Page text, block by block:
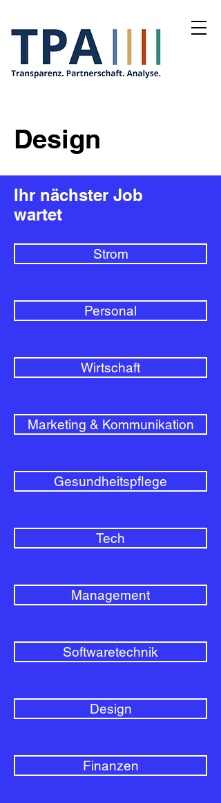
Design
Ihr nächster Job
wartet
Strom
Personal
Wirtschaft
Marketing & Kommunikation
Gesundheitspflege
Tech
Management
Softwaretechnik
Design
Finanzen